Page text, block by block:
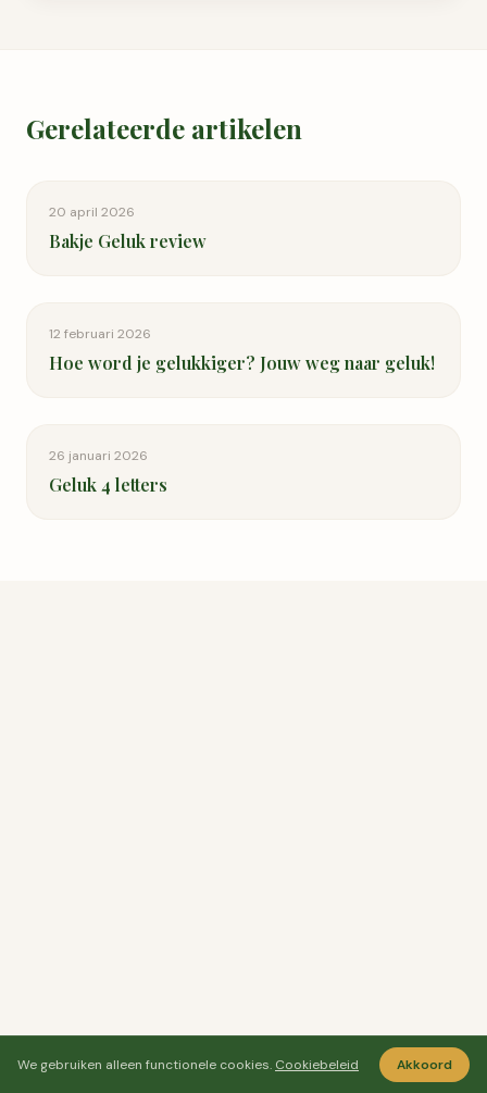
Gerelateerde artikelen
20 april 2026
Bakje Geluk review
12 februari 2026
Hoe word je gelukkiger? Jouw weg naar geluk!
26 januari 2026
Geluk 4 letters
We gebruiken alleen functionele cookies. Cookiebeleid Akkoord